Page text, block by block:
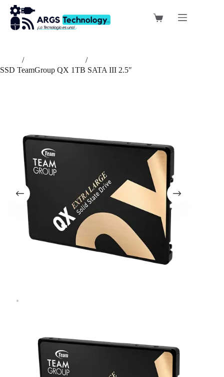
Saltar
contenido
Carro
/
/
SSD TeamGroup QX 1TB SATA III 2.5″